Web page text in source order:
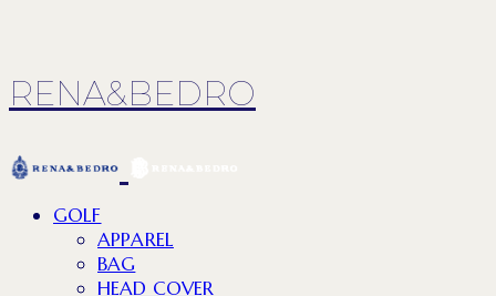
RENA&BEDRO
GOLF
APPAREL
BAG
HEAD COVER